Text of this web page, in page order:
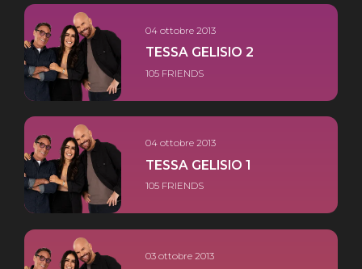
04 ottobre 2013
TESSA GELISIO 2
105 FRIENDS
04 ottobre 2013
TESSA GELISIO 1
105 FRIENDS
03 ottobre 2013